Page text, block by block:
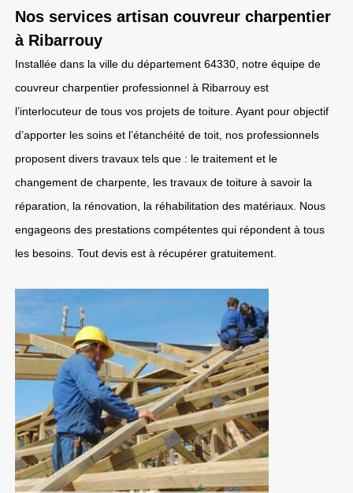
Nos services artisan couvreur charpentier
à Ribarrouy
Installée dans la ville du département 64330, notre équipe de
couvreur charpentier professionnel à Ribarrouy est
l’interlocuteur de tous vos projets de toiture. Ayant pour objectif
d’apporter les soins et l’étanchéité de toit, nos professionnels
proposent divers travaux tels que : le traitement et le
changement de charpente, les travaux de toiture à savoir la
réparation, la rénovation, la réhabilitation des matériaux. Nous
engageons des prestations compétentes qui répondent à tous
les besoins. Tout devis est à récupérer gratuitement.